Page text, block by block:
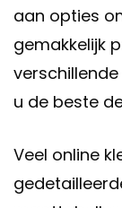
aan opties
gemakkelijk
u de beste
Veel online